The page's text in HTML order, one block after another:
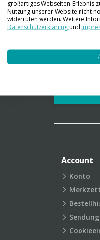
01
Account
Konto
großartiges Webseiten-Erlebnis
Nutzung unserer Website nicht
widerrufen werden. Weitere
Datenschutzerklärungund